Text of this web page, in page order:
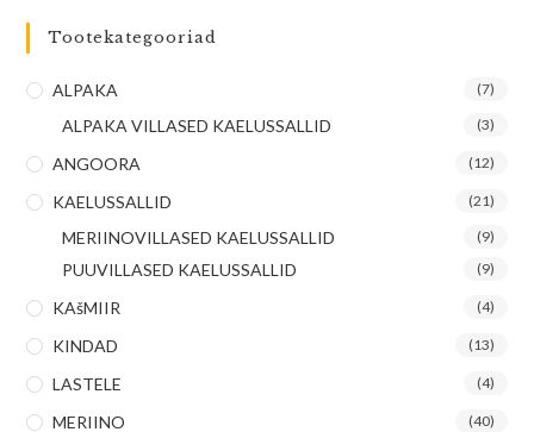
Tootekategooriad
ALPAKA (7)
ALPAKA VILLASED KAELUSSALLID (3)
ANGOORA (12)
KAELUSSALLID (21)
MERIINOVILLASED KAELUSSALLID (9)
PUUVILLASED KAELUSSALLID (9)
KAšMIIR (4)
KINDAD (13)
LASTELE (4)
MERIINO (40)